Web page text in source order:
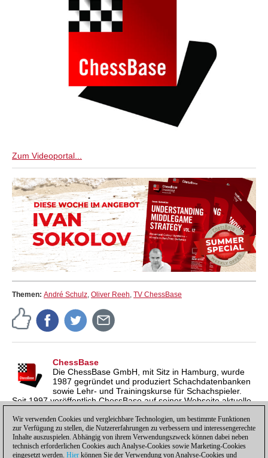
Zum Videoportal...
Themen: André Schulz, Oliver Reeh, TV ChessBase
ChessBase
Die ChessBase GmbH, mit Sitz in Hamburg, wurde
1987 gegründet und produziert Schachdatenbanken
sowie Lehr- und Trainingskurse für Schachspieler.
Seit 1997 veröffentlich ChessBase auf seiner Webseite aktuelle
inzwischen in vier Sprachen und gilt weltweit als wichtigste
Schachnachrichtenseite.
Wir verwenden Cookies und vergleichbare Technologien, um bestimmte Funktionen
zur Verfügung zu stellen, die Nutzererfahrungen zu verbessern und interessengerechte
Inhalte auszuspielen. Abhängig von ihrem Verwendungszweck können dabei neben
technisch erforderlichen Cookies auch Analyse-Cookies sowie Marketing-Cookies
eingesetzt werden. Hier können Sie der Verwendung von Analyse-Cookies und